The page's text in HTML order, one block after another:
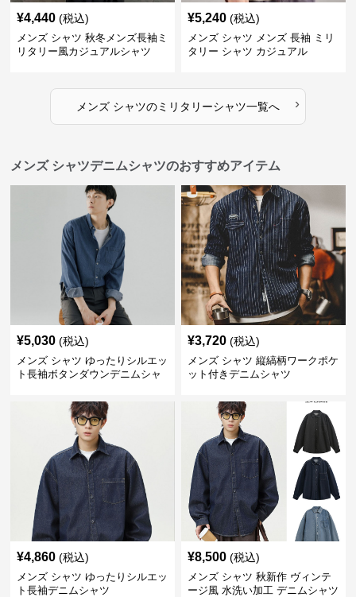
¥4,440 (税込)
メンズ シャツ 秋冬メンズ長袖ミ
リタリー風カジュアルシャツ
¥5,240 (税込)
メンズ シャツ メンズ 長袖 ミリ
タリー シャツ カジュアル
メンズ シャツのミリタリーシャツ一覧へ ›
メンズ シャツデニムシャツのおすすめアイテム
¥5,030 (税込)
メンズ シャツ ゆったりシルエッ
ト長袖ボタンダウンデニムシャ
¥3,720 (税込)
メンズ シャツ 縦縞柄ワークポケ
ット付きデニムシャツ
¥4,860 (税込)
メンズ シャツ ゆったりシルエッ
ト長袖デニムシャツ
¥8,500 (税込)
メンズ シャツ 秋新作 ヴィンテ
ージ風 水洗い加工 デニムシャツ